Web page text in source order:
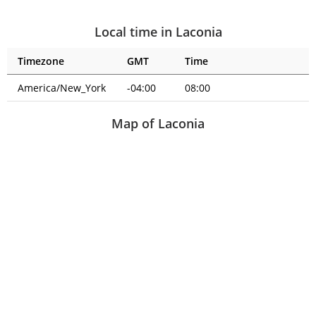
Local time in Laconia
Timezone GMT
Time
America/New_York
-04:00 08:00
Map of Laconia